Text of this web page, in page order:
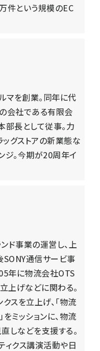
件という規模のEC
マを創業。同年に代
会社である有限会
部長として従事。力
ッグストアの新業態な
ジ。今期が20周年イ
ド事業の運営し、上
SONY通信サービ事
年に物流会社OTS
上げなどに関わる。
スを立上げ、「物流
ミッションに、物流
しなどを支援する。
ィクス講演活動や日